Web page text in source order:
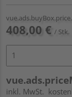
408,00 € / Stk.
inkl. MwSt.